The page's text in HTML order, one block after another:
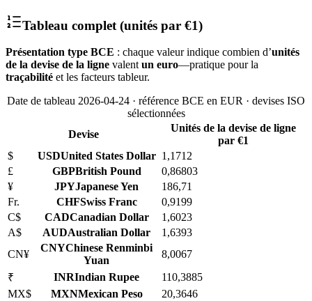
Tableau complet (unités par €1)
Présentation type BCE : chaque valeur indique combien d’unités
de la devise de la ligne valent un euro—pratique pour la
traçabilité et les facteurs tableur.
Date de tableau 2026-04-24 · référence BCE en EUR · devises ISO
sélectionnées
Devise
Unités de la devise de ligne
par €1
$
USDUnited States Dollar 1,1712
£
GBPBritish Pound
0,86803
¥
JPYJapanese Yen
186,71
Fr.
CHFSwiss Franc
0,9199
C$
CADCanadian Dollar
1,6023
A$
AUDAustralian Dollar
1,6393
CN¥
CNYChinese Renminbi
Yuan
8,0067
₹
INRIndian Rupee
110,3885
MX$
MXNMexican Peso
20,3646